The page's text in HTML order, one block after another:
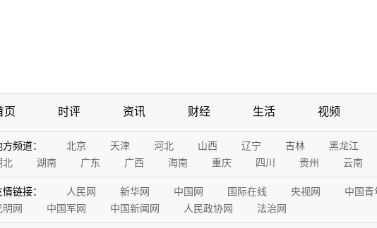
页 时评 资讯 财经 生活 视频
频道： 北京 天津 河北 山西 辽宁 吉林 黑龙江
北
湖南 广东 广西 海南 重庆 四川 贵州 云南
情链接： 人民网 新华网 中国网 国际在线 央视网 中国青
明网
中国军网 中国新闻网 人民政协网 法治网